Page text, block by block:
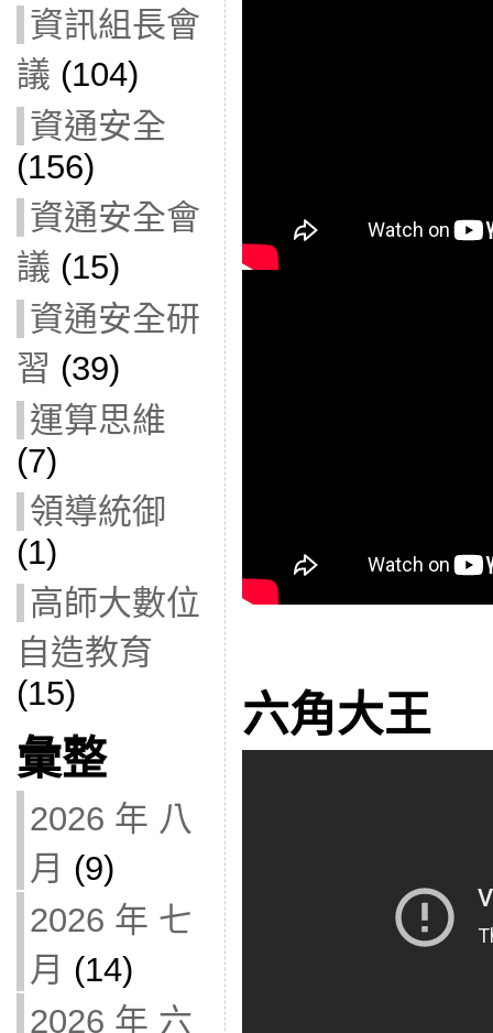
資訊組長會
議 (104)
資通安全
(156)
資通安全會
議 (15)
資通安全研
習 (39)
運算思維
(7)
領導統御
(1)
高師大數位
自造教育
(15)
彙整
2026 年 八
月 (9)
2026 年 七
月 (14)
2026 年 六
六角大王